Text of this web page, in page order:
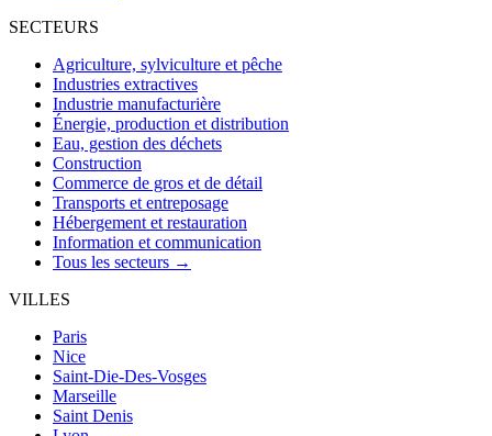
SECTEURS
Agriculture, sylviculture et pêche
Industries extractives
Industrie manufacturière
Énergie, production et distribution
Eau, gestion des déchets
Construction
Commerce de gros et de détail
Transports et entreposage
Hébergement et restauration
Information et communication
Tous les secteurs →
VILLES
Paris
Nice
Saint-Die-Des-Vosges
Marseille
Saint Denis